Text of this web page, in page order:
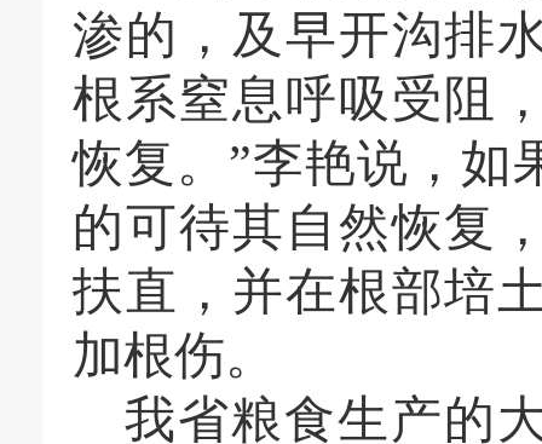
渗的，及早开沟排
根系窒息呼吸受阻
恢复。”李艳说，如
的可待其自然恢复
扶直，并在根部培
加根伤。
我省粮食生产的